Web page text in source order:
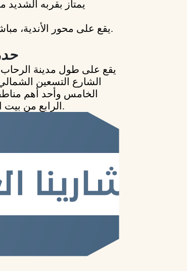
يمتاز بقربه
يقع على محور الأندية، مباشرةً أمام نادي الأهلي ونادي الشرطة.
يقع على طول مدينة
الشارع التسعين
الخامس وأحد أهم
الرابع من بيت الوطن محور محمد بن زايد الشمالي.